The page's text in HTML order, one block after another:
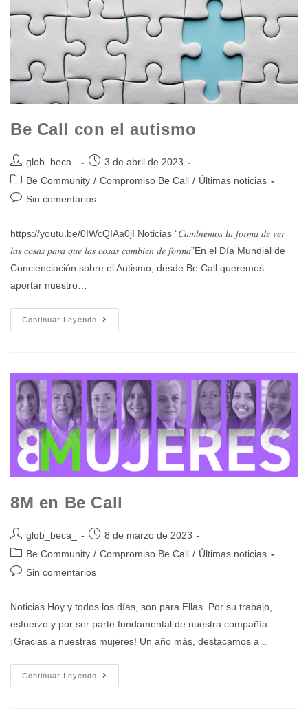
Be Call con el autismo
glob_beca_
3 de abril de 2023
Be Community / Compromiso Be Call / Últimas noticias
Sin comentarios
https://youtu.be/0IWcQIAa0jI Noticias “𝐶𝑎𝑚𝑏𝑖𝑒𝑚𝑜𝑠 𝑙𝑎 𝑓𝑜𝑟𝑚𝑎 𝑑𝑒 𝑣𝑒𝑟
𝑙𝑎𝑠 𝑐𝑜𝑠𝑎𝑠 𝑝𝑎𝑟𝑎 𝑞𝑢𝑒 𝑙𝑎𝑠 𝑐𝑜𝑠𝑎𝑠 𝑐𝑎𝑚𝑏𝑖𝑒𝑛 𝑑𝑒 𝑓𝑜𝑟𝑚𝑎”En el Día Mundial de
Concienciación sobre el Autismo, desde Be Call queremos
aportar nuestro…
Continuar Leyendo
8M en Be Call
glob_beca_
8 de marzo de 2023
Be Community / Compromiso Be Call / Últimas noticias
Sin comentarios
Noticias Hoy y todos los días, son para Ellas. Por su trabajo,
esfuerzo y por ser parte fundamental de nuestra compañía.
¡Gracias a nuestras mujeres! Un año más, destacamos a…
Continuar Leyendo